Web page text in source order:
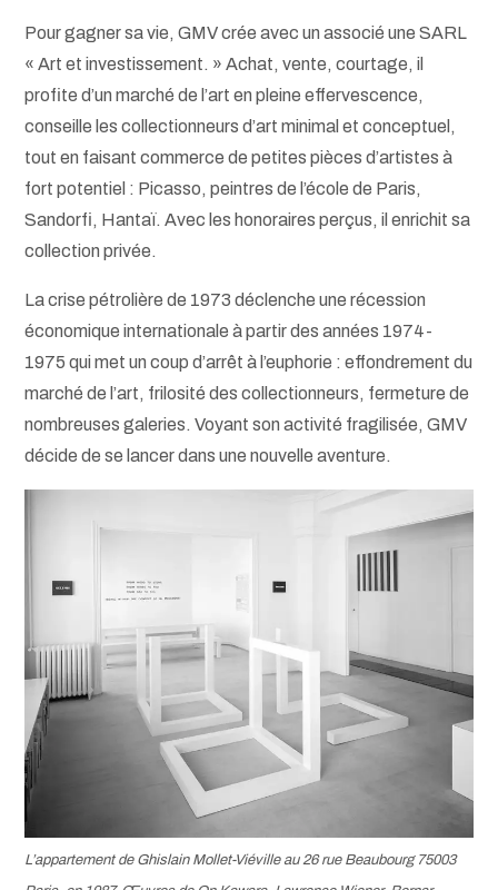
Pour gagner sa vie, GMV crée avec un associé une SARL
« Art et investissement. » Achat, vente, courtage, il
profite d’un marché de l’art en pleine effervescence,
conseille les collectionneurs d’art minimal et conceptuel,
tout en faisant commerce de petites pièces d’artistes à
fort potentiel : Picasso, peintres de l’école de Paris,
Sandorfi, Hantaï. Avec les honoraires perçus, il enrichit sa
collection privée.
La crise pétrolière de 1973 déclenche une récession
économique internationale à partir des années 1974-
1975 qui met un coup d’arrêt à l’euphorie : effondrement du
marché de l’art, frilosité des collectionneurs, fermeture de
nombreuses galeries. Voyant son activité fragilisée, GMV
décide de se lancer dans une nouvelle aventure.
L’appartement de Ghislain Mollet-Viéville au 26 rue Beaubourg 75003